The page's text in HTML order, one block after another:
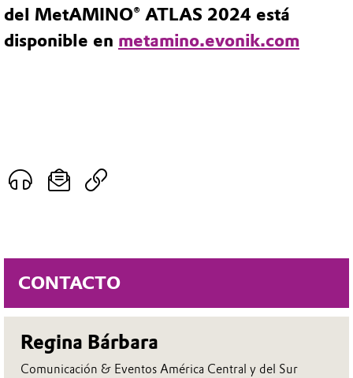
CONTACTO
Regina Bárbara
Comunicación & Eventos América Central y del Sur
del MetAMINO® ATLAS 2024 está
disponible en metamino.evonik.com